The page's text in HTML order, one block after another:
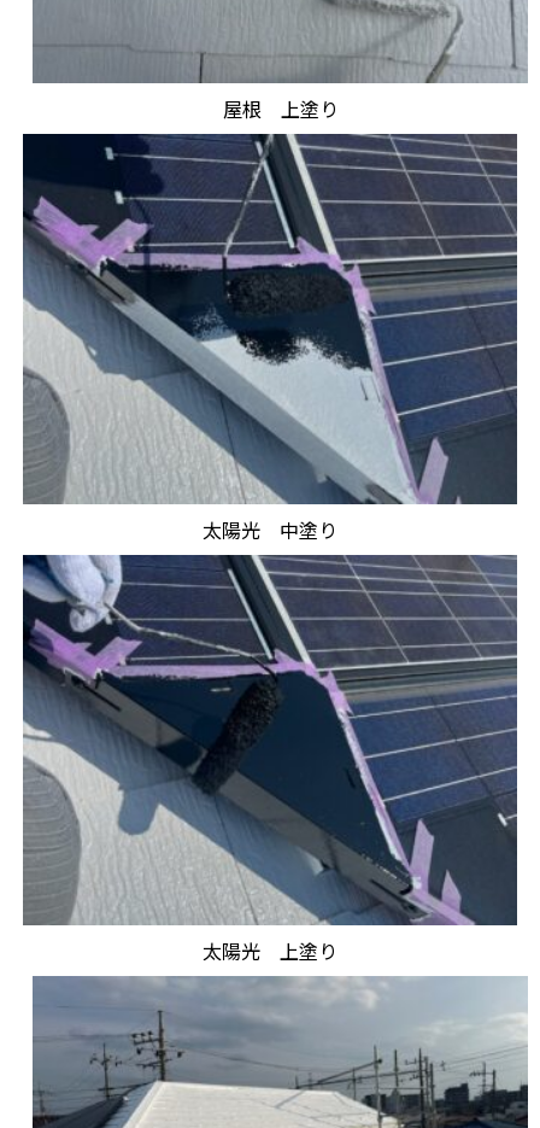
屋根 上塗り
太陽光 中塗り
太陽光 上塗り